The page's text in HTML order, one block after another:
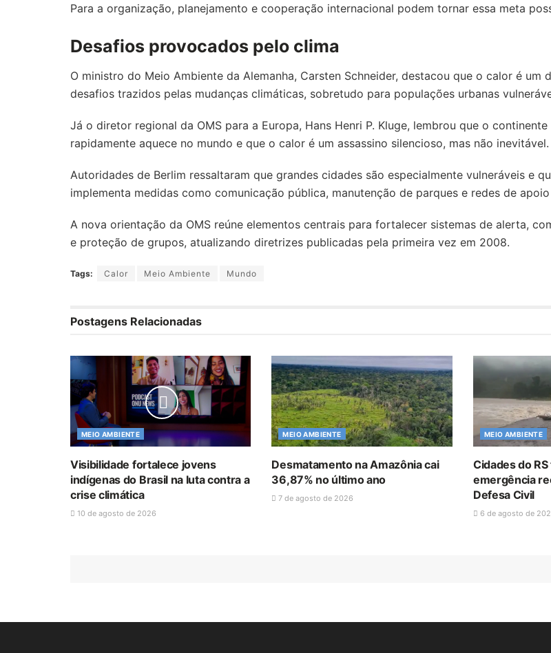
Para a organização, planejamento e cooperação internacional podem tornar essa meta
Desafios provocados pelo clima
O ministro do Meio Ambiente da Alemanha, Carsten Schneider, destacou que o calor é um
desafios trazidos pelas mudanças climáticas, sobretudo para populações urbanas
Já o diretor regional da OMS para a Europa, Hans Henri P. Kluge, lembrou que o
rapidamente aquece no mundo e que o calor é um assassino silencioso, mas não inevitável.
Autoridades de Berlim ressaltaram que grandes cidades são especialmente vulneráveis e
implementa medidas como comunicação pública, manutenção de parques e redes de
A nova orientação da OMS reúne elementos centrais para fortalecer sistemas de alerta,
e proteção de grupos, atualizando diretrizes publicadas pela primeira vez em 2008.
Tags: Calor Meio Ambiente Mundo
Postagens Relacionadas
MEIO AMBIENTE
Visibilidade fortalece jovens
indígenas do Brasil na luta contra a
crise climática
10 de agosto de 2026
MEIO AMBIENTE
Desmatamento na Amazônia cai
36,87% no último ano
7 de agosto de 2026
MEIO AMBIENTE
Cidades do
emergência
Defesa Civil
6 de agosto de